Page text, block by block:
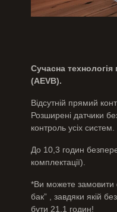
Сучасна технологія
(AEVB).
Відсутній прямий
Розширені датчики
контроль усіх систем.
До 10,3 годин
комплектації).
*Ви можете замовити
бак” , завдяки якій
бути 21,1 годин!